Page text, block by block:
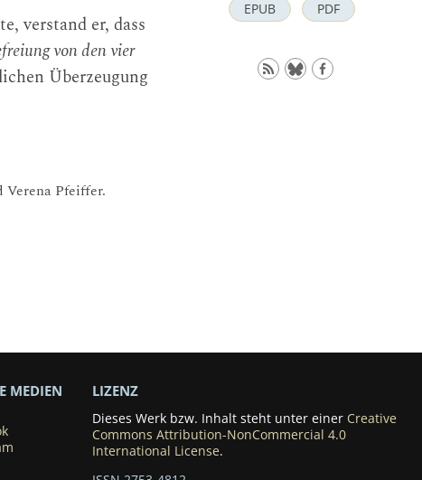
verstand er, dass
von den vier
Überzeugung
Verena Pfeiffer.
EPUB PDF
MEDIEN LIZENZ
Dieses Werk bzw. Inhalt steht unter einer Creative
Commons Attribution-NonCommercial 4.0
International License.